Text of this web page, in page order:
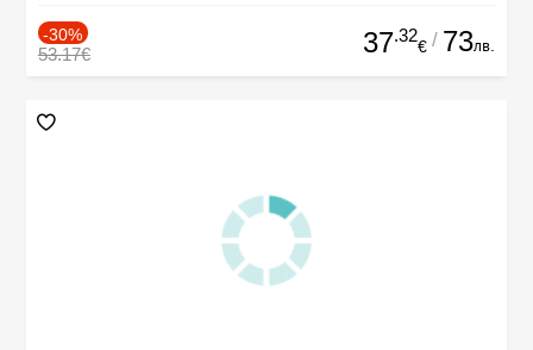
-30%
53.17€ 37.32
€ / 73лв.